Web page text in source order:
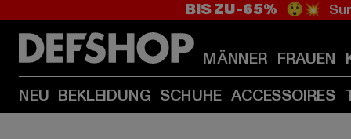
BIS ZU -65% 😲💥
MÄNNER FRAUEN
NEU BEKLEIDUNG SCHUHE ACCESSOIRES